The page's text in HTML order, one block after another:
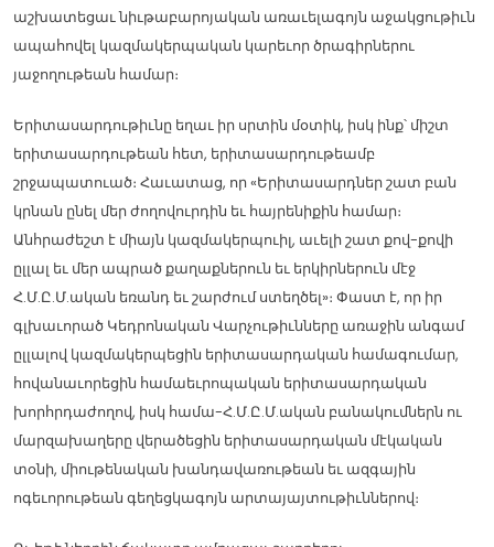
աշխատեցաւ նիւթաբարոյական առաւելագոյն աջակցութիւն
ապահովել կազմակերպական կարեւոր ծրագիրներու
յաջողութեան համար։
Երիտասարդութիւնը եղաւ իր սրտին մօտիկ, իսկ ինք՝ միշտ
երիտասարդութեան հետ, երիտասարդութեամբ
շրջապատուած։ Հաւատաց, որ «Երիտասարդներ շատ բան
կրնան ընել մեր ժողովուրդին եւ հայրենիքին համար։
Անհրաժեշտ է միայն կազմակերպուիլ, աւելի շատ քով-քովի
ըլլալ եւ մեր ապրած քաղաքներուն եւ երկիրներուն մէջ
Հ.Մ.Ը.Մ.ական եռանդ եւ շարժում ստեղծել»։ Փաստ է, որ իր
գլխաւորած Կեդրոնական Վարչութիւնները առաջին անգամ
ըլլալով կազմակերպեցին երիտասարդական համագումար,
հովանաւորեցին համաեւրոպական երիտասարդական
խորհրդաժողով, իսկ համա-Հ.Մ.Ը.Մ.ական բանակումներն ու
մարզախաղերը վերածեցին երիտասարդական մէկական
տօնի, միութենական խանդավառութեան եւ ազգային
ոգեւորութեան գեղեցկագոյն արտայայտութիւններով։